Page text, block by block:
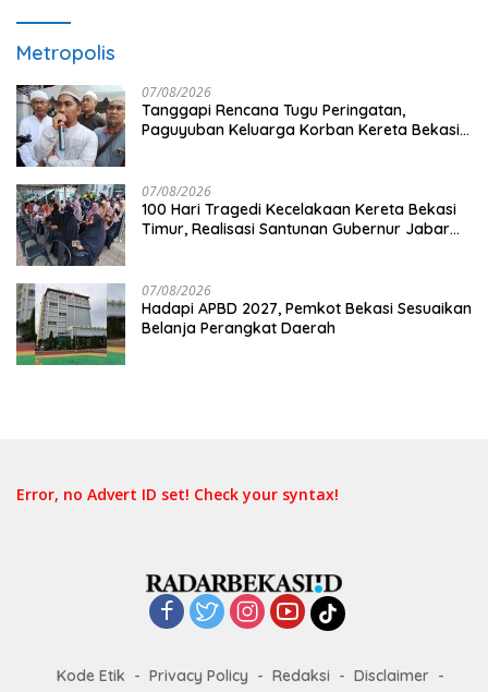
Metropolis
07/08/2026
Tanggapi Rencana Tugu Peringatan,
Paguyuban Keluarga Korban Kereta Bekasi
07/08/2026
100 Hari Tragedi Kecelakaan Kereta Bekasi
Timur, Realisasi Santunan Gubernur Jabar
07/08/2026
Hadapi APBD 2027, Pemkot Bekasi Sesuaikan
Belanja Perangkat Daerah
Error, no Advert ID set! Check your syntax!
Kode Etik Privacy Policy Redaksi
Disclaimer